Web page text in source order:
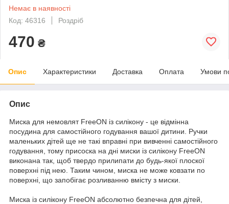
Немає в наявності
Код: 46316
Роздріб
470 ₴
Опис Характеристики Доставка Оплата Умови
Опис
Миска для немовлят FreeON із силікону - це відмінна
посудина для самостійного годування вашої дитини. Ручки
маленьких дітей ще не такі вправні при вивченні самостійного
годування, тому присоска на дні миски із силікону FreeON
виконана так, щоб твердо прилипати до будь-якої плоскої
поверхні під нею. Таким чином, миска не може ковзати по
поверхні, що запобігає розливанню вмісту з миски.
Миска із силікону FreeON абсолютно безпечна для дітей,